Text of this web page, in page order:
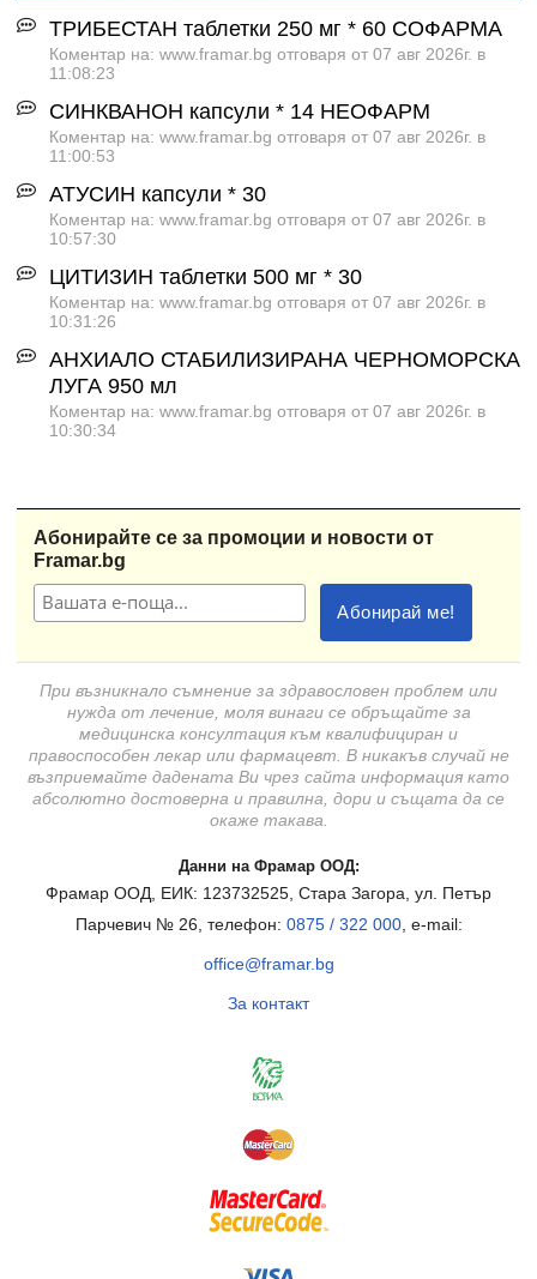
ТРИБЕСТАН таблетки 250 мг * 60 СОФАРМА
Коментар на: www.framar.bg отговаря от 07 авг 2026г. в
11:08:23
СИНКВАНОН капсули * 14 НЕОФАРМ
Коментар на: www.framar.bg отговаря от 07 авг 2026г. в
11:00:53
АТУСИН капсули * 30
Коментар на: www.framar.bg отговаря от 07 авг 2026г. в
10:57:30
ЦИТИЗИН таблетки 500 мг * 30
Коментар на: www.framar.bg отговаря от 07 авг 2026г. в
10:31:26
АНХИАЛО СТАБИЛИЗИРАНА ЧЕРНОМОРСКА
ЛУГА 950 мл
Коментар на: www.framar.bg отговаря от 07 авг 2026г. в
10:30:34
Абонирайте се за промоции и новости от
Framar.bg
При възникнало съмнение за здравословен проблем или
нужда от лечение, моля винаги се обръщайте за
медицинска консултация към квалифициран и
правоспособен лекар или фармацевт. В никакъв случай не
възприемайте дадената Ви чрез сайта информация като
абсолютно достоверна и правилна, дори и същата да се
окаже такава.
Данни на Фрамар ООД:
Фрамар ООД, ЕИК: 123732525, Стара Загора, ул. Петър
Парчевич № 26, телефон: 0875 / 322 000, e-mail:
office@framar.bg
За контакт